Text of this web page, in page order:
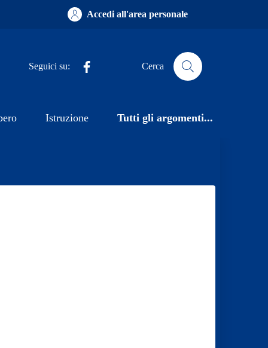
Accedi all'area personale
Seguici su: Cerca
Istruzione Tutti gli argomenti...